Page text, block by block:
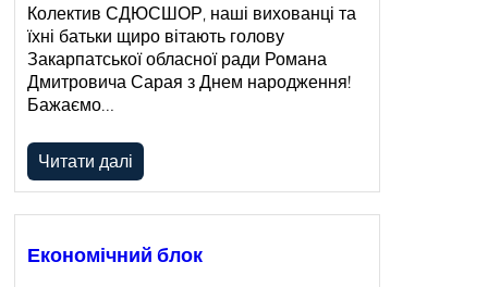
Колектив СДЮСШОР, наші вихованці та
їхні батьки щиро вітають голову
Закарпатської обласної ради Романа
Дмитровича Сарая з Днем народження!
Бажаємо…
Читати далі
Економічний блок